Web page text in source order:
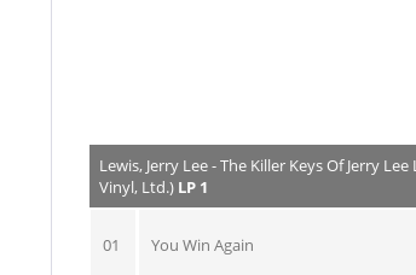
Lewis, Jerry Lee - The Killer Keys Of Jerry
Vinyl, Ltd.) LP 1
01 You Win Again